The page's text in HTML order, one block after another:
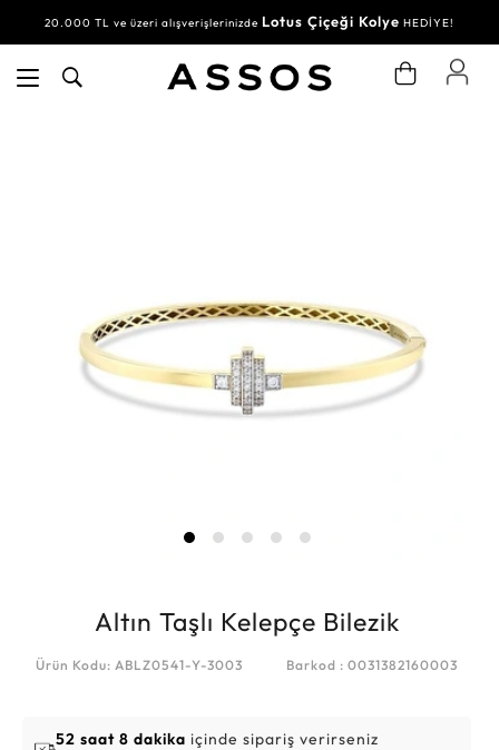
20.000 TL ve üzeri alışverişlerinizde Lotus Çiçeği Kolye HEDİYE!
Altın Taşlı Kelepçe Bilezik
Ürün Kodu: ABLZ0541-Y-3003 Barkod : 0031382160003
52 saat 8 dakika içinde sipariş verirseniz